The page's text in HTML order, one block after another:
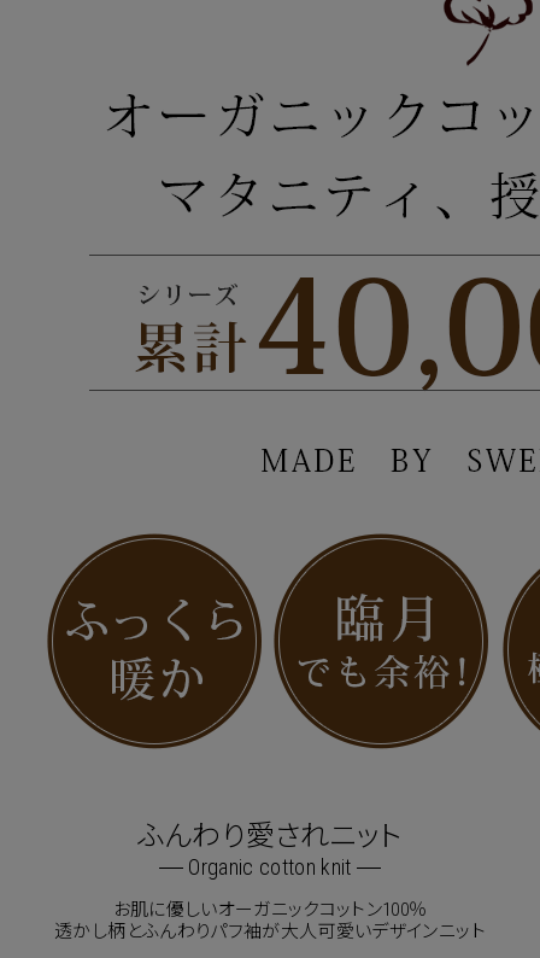
ふんわり愛されニット
Organic cotton knit
お肌に優しいオーガニックコットン100％
透かし柄とふんわりパフ袖が大人可愛いデザインニット